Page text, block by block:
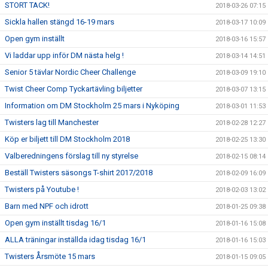
STORT TACK! 2018-03-26 07:15
Sickla hallen stängd 16-19 mars 2018-03-17 10:09
Open gym inställt 2018-03-16 15:57
Vi laddar upp inför DM nästa helg ! 2018-03-14 14:51
Senior 5 tävlar Nordic Cheer Challenge 2018-03-09 19:10
Twist Cheer Comp Tyckartävling biljetter 2018-03-07 13:15
Information om DM Stockholm 25 mars i Nyköping 2018-03-01 11:53
Twisters lag till Manchester 2018-02-28 12:27
Köp er biljett till DM Stockholm 2018 2018-02-25 13:30
Valberedningens förslag till ny styrelse 2018-02-15 08:14
Beställ Twisters säsongs T-shirt 2017/2018 2018-02-09 16:09
Twisters på Youtube ! 2018-02-03 13:02
Barn med NPF och idrott 2018-01-25 09:38
Open gym inställt tisdag 16/1 2018-01-16 15:08
ALLA träningar inställda idag tisdag 16/1 2018-01-16 15:03
Twisters Årsmöte 15 mars 2018-01-15 09:05